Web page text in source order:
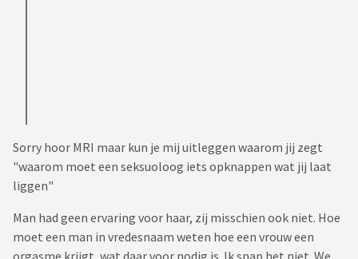
Sorry hoor MRI maar kun je mij uitleggen waarom jij zegt
"waarom moet een seksuoloog iets opknappen wat jij laat
liggen"
Man had geen ervaring voor haar, zij misschien ook niet. Hoe
moet een man in vredesnaam weten hoe een vrouw een